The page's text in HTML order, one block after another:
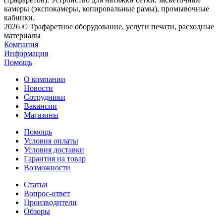
камеры (экспокамеры, копировальные рамы), промывочные
кабинки.
2026 © Трафаретное оборудование, услуги печати, расходные
материалы
Компания
Информация
Помощь
О компании
Новости
Сотрудники
Вакансии
Магазины
Помощь
Условия оплаты
Условия доставки
Гарантия на товар
Возможности
Статьи
Вопрос-ответ
Производители
Обзоры